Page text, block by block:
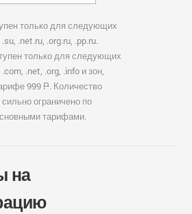
только для следующих
.net.ru, .org.ru, .pp.ru.
только для следующих
.net, .org, .info и зон,
999Р. Количество
сильно ограничено по
тарифами.
на